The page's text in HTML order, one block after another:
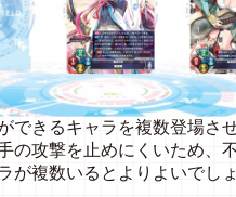
できるキャラを複数登場さ
の攻撃を止めにくいため、
が複数いるとよりよいでし